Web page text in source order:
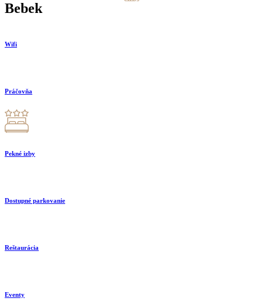
Bebek
Wifi
Práčovňa
Pekné izby
Dostupné parkovanie
Reštaurácia
Eventy